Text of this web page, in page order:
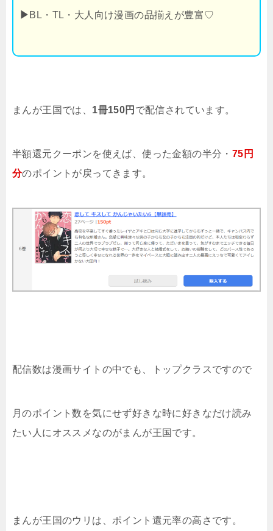
▶ BL・TL・大人向け漫画の品揃えが豊富♡
まんが王国では、 1冊150円 で配信されています。
半額還元クーポンを使えば、使った金額の半分・ 75円
分のポイントが戻ってきます。
配信数は漫画サイトの中でも、トップクラスですので
月のポイント数を気にせず好きな時に好きなだけ読み
たい人にオススメなのがまんが王国です。
まんが王国のウリは、ポイント還元率の高さです。